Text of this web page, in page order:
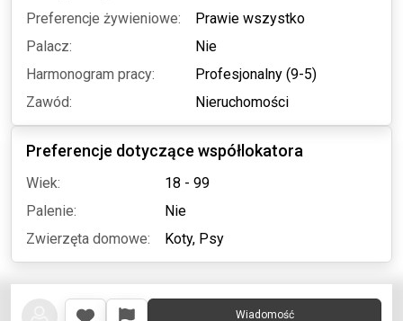
Preferencje żywieniowe:
Prawie wszystko
Palacz:
Nie
Harmonogram pracy:
Profesjonalny (9-5)
Zawód:
Nieruchomości
Preferencje dotyczące współlokatora
Wiek:
18 - 99
Palenie:
Nie
Zwierzęta domowe:
Koty, Psy
Wiadomość